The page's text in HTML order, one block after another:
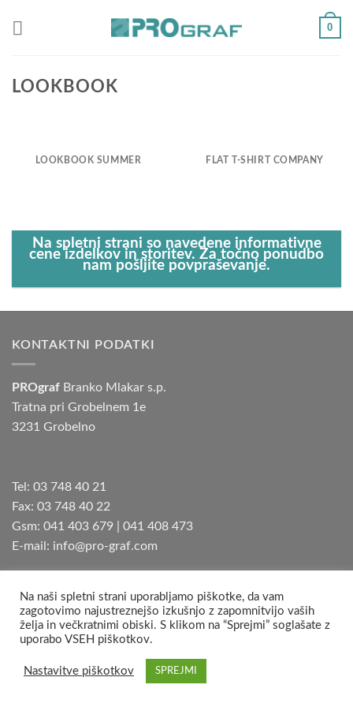
0
LOOKBOOK
LOOKBOOK SUMMER FLAT T-SHIRT COMPANY
Na spletni strani so navedene informativne
cene izdelkov in storitev. Za točno ponudbo
nam pošljite povpraševanje.
KONTAKTNI PODATKI
PROgraf Branko Mlakar s.p.
Tratna pri Grobelnem 1e
3231 Grobelno
Tel: 03 748 40 21
Fax: 03 748 40 22
Gsm: 041 403 679 | 041 408 473
E-mail: info@pro-graf.com
Copyright 2026 © PROgraf Branko Mlakar s.p.
Na naši spletni strani uporabljamo piškotke, da vam
zagotovimo najustreznejšo izkušnjo z zapomnitvijo vaših
želja in večkratnimi obiski. S klikom na “Sprejmi” soglašate z
uporabo VSEH piškotkov.
Nastavitve piškotkov SPREJMI